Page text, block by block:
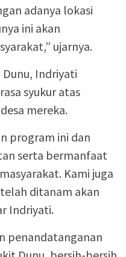
adanya lokasi
ini akan
ujarnya.
Indriyati
syukur atas
mereka.
program ini dan
serta bermanfaat
Kami juga
ditanam akan
Indriyati.
penandatanganan